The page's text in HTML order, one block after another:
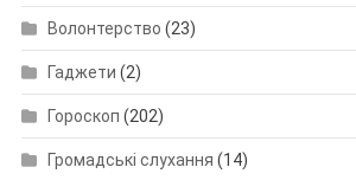
Волонтерство (23)
Гаджети (2)
Гороскоп (202)
Громадські слухання (14)